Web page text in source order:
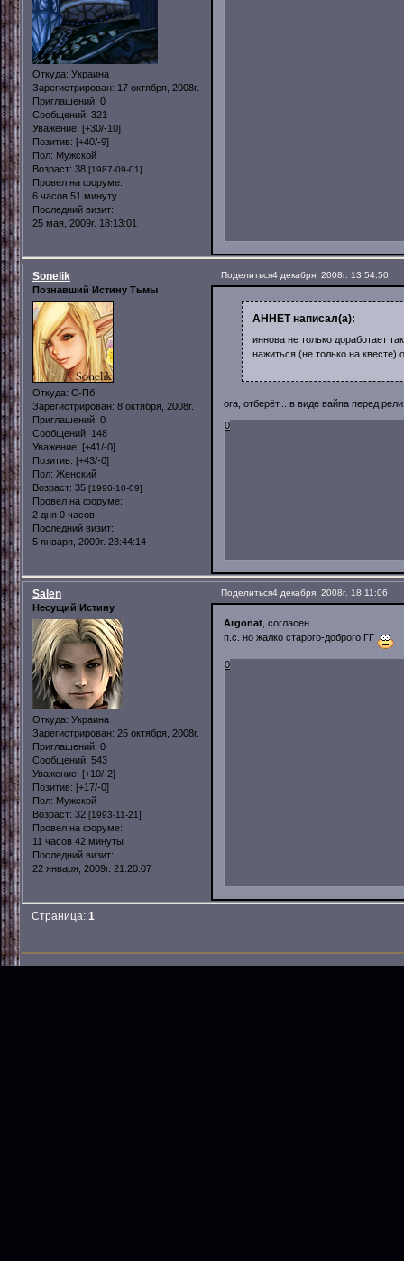
Откуда: Украина
Зарегистрирован: 17 октября, 2008г.
Приглашений: 0
Сообщений: 321
Уважение: [+30/-10]
Позитив: [+40/-9]
Пол: Мужской
Возраст: 38 [1987-09-01]
Провел на форуме:
6 часов 51 минуту
Последний визит:
25 мая, 2009г. 18:13:01
Поделиться4 декабря, 2008г. 13:54:50
Sonelik
Познавший Истину Тьмы
Откуда: С-Пб
Зарегистрирован: 8 октября, 2008г.
Приглашений: 0
Сообщений: 148
Уважение: [+41/-0]
Позитив: [+43/-0]
Пол: Женский
Возраст: 35 [1990-10-09]
Провел на форуме:
2 дня 0 часов
Последний визит:
5 января, 2009г. 23:44:14
AHHET написал(а):
иннова не только доработает
нажиться (не только на квесте)
ога, отберёт... в виде вайпа перед
0
Поделиться4 декабря, 2008г. 18:11:06
Salen
Несущий Истину
Откуда: Украина
Зарегистрирован: 25 октября, 2008г.
Приглашений: 0
Сообщений: 543
Уважение: [+10/-2]
Позитив: [+17/-0]
Пол: Мужской
Возраст: 32 [1993-11-21]
Провел на форуме:
11 часов 42 минуты
Последний визит:
22 января, 2009г. 21:20:07
Argonat , согласен
п.с. но жалко старого-доброго ГГ
0
Страница:1